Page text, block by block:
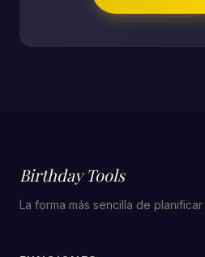
Birthday Tools
La forma más sencilla de